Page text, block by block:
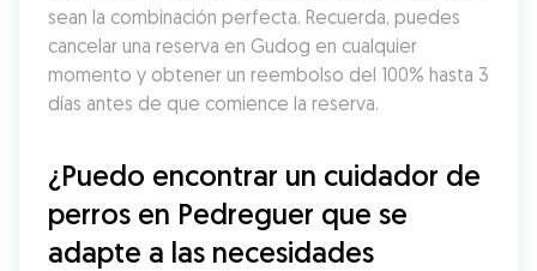
sean la combinación perfecta. Recuerda, puedes
cancelar una reserva en Gudog en cualquier
momento y obtener un reembolso del 100% hasta 3
días antes de que comience la reserva.
¿Puedo encontrar un cuidador de
perros en Pedreguer que se
adapte a las necesidades